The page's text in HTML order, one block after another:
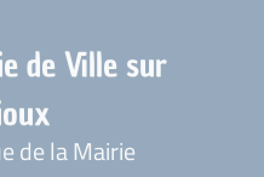
de Ville sur
de la Mairie